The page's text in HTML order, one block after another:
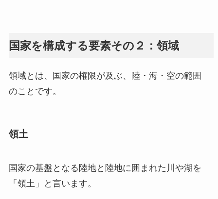
国家を構成する要素その２：領域
領域とは、国家の権限が及ぶ、陸・海・空の範囲
のことです。
領土
国家の基盤となる陸地と陸地に囲まれた川や湖を
「領土」と言います。